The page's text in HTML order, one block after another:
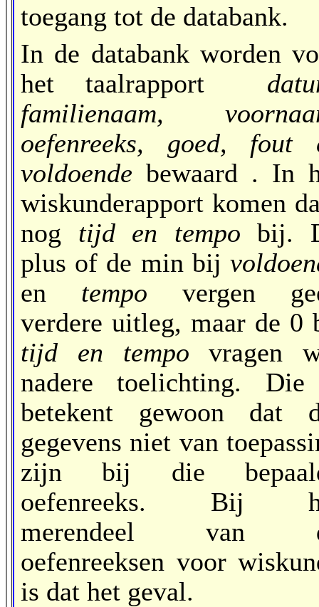
toegang tot de databank.
In de databank worden
het taalrapport
familienaam,
oefenreeks, goed, fout
voldoende bewaard . In
wiskunderapport komen
nog tijd en tempobij.
plus of de min bij
en tempo vergen
verdere uitleg, maar de 0
tijd en tempovragen
nadere toelichting.
betekent gewoon dat
gegevens niet van
zijn bij die
oefenreeks. Bij
merendeel van
oefenreeksen voor
is dat het geval.